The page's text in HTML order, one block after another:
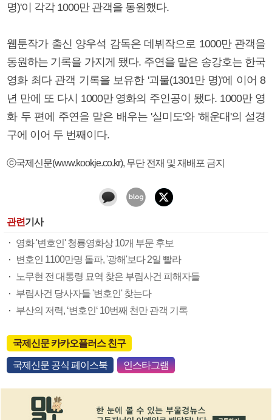
명)'이 각각 1000만 관객을 동원했다.
웹툰작가 출신 양우석 감독은 데뷔작으로 1000만 관객을
동원하는 기록을 가지게 됐다. 주연을 맡은 송강호는 한국
영화 최다 관객 기록을 보유한 '괴물(1301만 명)'에 이어 8
년 만에 또 다시 1000만 영화의 주인공이 됐다. 1000만 영
화 두 편에 주연을 맡은 배우는 '실미도'와 '해운대'의 설경
구에 이어 두 번째이다.
ⓒ국제신문(www.kookje.co.kr), 무단 전재 및 재배포 금지
관련기사
영화 '변호인' 청룡영화상 10개 부문 후보
변호인 1100만명 돌파, '광해'보다 2일 빨라
노무현 전 대통령 묘역 찾은 부림사건 피해자들
부림사건 당사자들 '변호인' 찾는다
부산의 저력, ‘변호인‘ 10번째 천만 관객 기록
국제신문 카카오플러스 친구
국제신문 공식 페이스북 인스타그램